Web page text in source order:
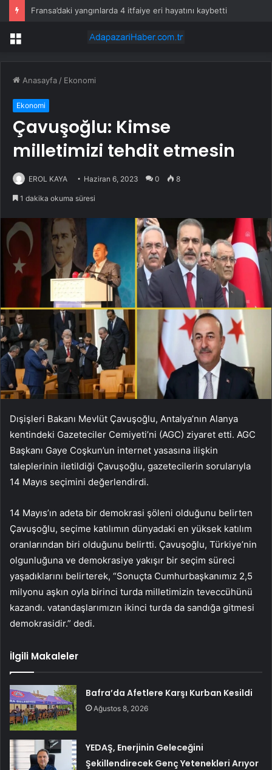
Fransa’daki yangınlarda 4 itfaiye eri hayatını kaybetti
Menü
Anasayfa / Ekonomi
Ekonomi
Çavuşoğlu: Kimse
milletimizi tehdit etmesin
EROL KAYA Haziran 6, 2023 0 8
1 dakika okuma süresi
Dışişleri Bakanı Mevlüt Çavuşoğlu, Antalya’nın Alanya
kentindeki Gazeteciler Cemiyeti’ni (AGC) ziyaret etti. AGC
Başkanı Gaye Coşkun’un internet yasasına ilişkin
taleplerinin iletildiği Çavuşoğlu, gazetecilerin sorularıyla
14 Mayıs seçimini değerlendirdi.
14 Mayıs’ın adeta bir demokrasi şöleni olduğunu belirten
Çavuşoğlu, seçime katılımın dünyadaki en yüksek katılım
oranlarından biri olduğunu belirtti. Çavuşoğlu, Türkiye’nin
olgunluğuna ve demokrasiye yakışır bir seçim süreci
yaşadıklarını belirterek, “Sonuçta Cumhurbaşkanımız 2,5
milyonu aşkın oyla birinci turda milletimizin teveccühünü
kazandı. vatandaşlarımızın ikinci turda da sandığa gitmesi
demokrasidir.” dedi.
İlgili Makaleler
Bafra’da Afetlere Karşı Kurban Kesildi
Ağustos 8, 2026
YEDAŞ, Enerjinin Geleceğini
Şekillendirecek Genç Yetenekleri Arıyor